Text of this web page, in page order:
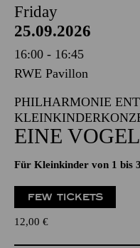
Friday
25.09.2026
16:00 - 16:45
RWE Pavillon
PHILHARMONIE
EINE
Für Kleinkinder von 1 bis
FEW TICKETS
12,00 €